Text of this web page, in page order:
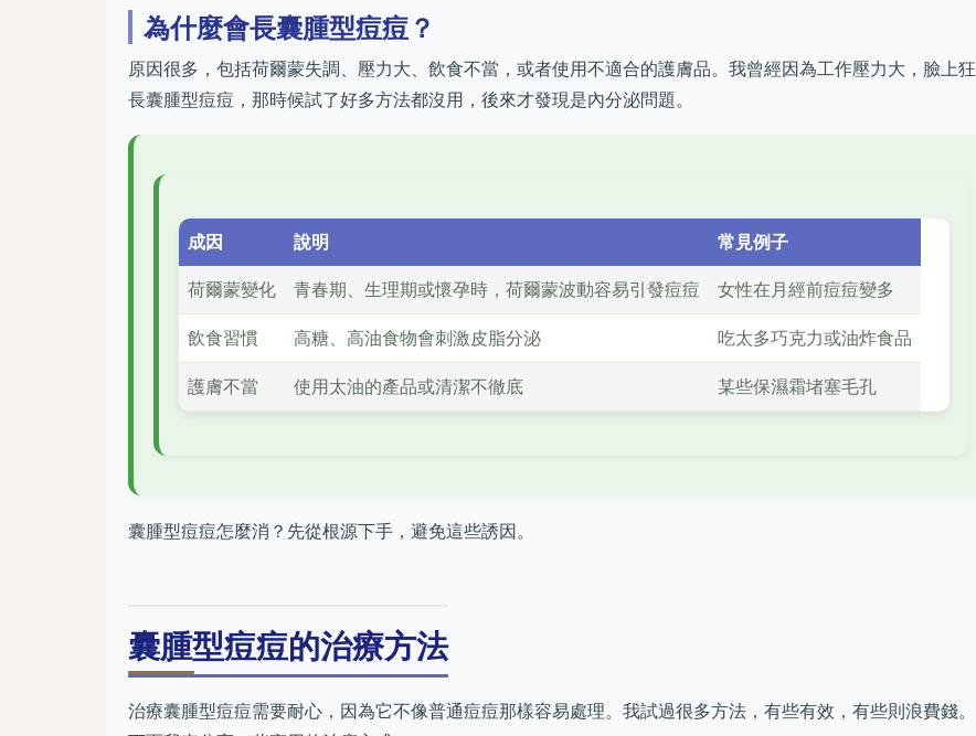
為什麼會長囊腫型痘痘？
原因很多，包括荷爾蒙失調、壓力大、飲食不當，或者使用不適合的護膚品。我曾經因為工作壓力大，臉上狂
長囊腫型痘痘，那時候試了好多方法都沒用，後來才發現是內分泌問題。
成因 說明
常見例子
荷爾蒙變化
青春期、生理期或懷孕時，荷爾蒙波動容易引發痘痘
女性在月經前痘痘變多
飲食習慣
高糖、高油食物會刺激皮脂分泌
吃太多巧克力或油炸食品
護膚不當
使用太油的產品或清潔不徹底 某些保濕霜堵塞毛孔
囊腫型痘痘怎麼消？先從根源下手，避免這些誘因。
囊腫型痘痘的治療方法
治療囊腫型痘痘需要耐心，因為它不像普通痘痘那樣容易處理。我試過很多方法，有些有效，有些則浪費錢。